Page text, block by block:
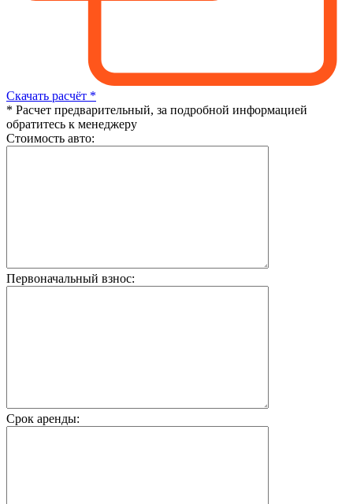
Скачать расчёт *
* Расчет предварительный, за подробной информацией
обратитесь к менеджеру
Стоимость авто:
Первоначальный взнос:
Срок аренды: